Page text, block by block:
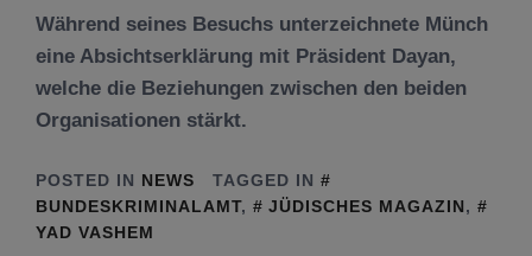
Während seines Besuchs unterzeichnete Münch
eine Absichtserklärung mit Präsident Dayan,
welche die Beziehungen zwischen den beiden
Organisationen stärkt.
POSTED IN NEWS
TAGGED IN
BUNDESKRIMINALAMT, JÜDISCHES MAGAZIN,
YAD VASHEM